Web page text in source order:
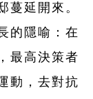
蔓延開來。
的隱喻：在
最高決策者
動，去對抗